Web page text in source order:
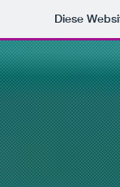
Diese